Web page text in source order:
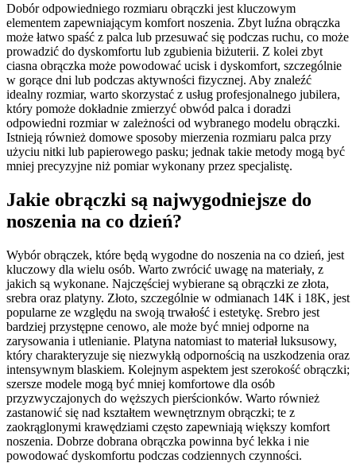
Dobór odpowiedniego rozmiaru obrączki jest kluczowym
elementem zapewniającym komfort noszenia. Zbyt luźna obrączka
może łatwo spaść z palca lub przesuwać się podczas ruchu, co może
prowadzić do dyskomfortu lub zgubienia biżuterii. Z kolei zbyt
ciasna obrączka może powodować ucisk i dyskomfort, szczególnie
w gorące dni lub podczas aktywności fizycznej. Aby znaleźć
idealny rozmiar, warto skorzystać z usług profesjonalnego jubilera,
który pomoże dokładnie zmierzyć obwód palca i doradzi
odpowiedni rozmiar w zależności od wybranego modelu obrączki.
Istnieją również domowe sposoby mierzenia rozmiaru palca przy
użyciu nitki lub papierowego pasku; jednak takie metody mogą być
mniej precyzyjne niż pomiar wykonany przez specjalistę.
Jakie obrączki są najwygodniejsze do
noszenia na co dzień?
Wybór obrączek, które będą wygodne do noszenia na co dzień, jest
kluczowy dla wielu osób. Warto zwrócić uwagę na materiały, z
jakich są wykonane. Najczęściej wybierane są obrączki ze złota,
srebra oraz platyny. Złoto, szczególnie w odmianach 14K i 18K, jest
popularne ze względu na swoją trwałość i estetykę. Srebro jest
bardziej przystępne cenowo, ale może być mniej odporne na
zarysowania i utlenianie. Platyna natomiast to materiał luksusowy,
który charakteryzuje się niezwykłą odpornością na uszkodzenia oraz
intensywnym blaskiem. Kolejnym aspektem jest szerokość obrączki;
szersze modele mogą być mniej komfortowe dla osób
przyzwyczajonych do węższych pierścionków. Warto również
zastanowić się nad kształtem wewnętrznym obrączki; te z
zaokrąglonymi krawędziami często zapewniają większy komfort
noszenia. Dobrze dobrana obrączka powinna być lekka i nie
powodować dyskomfortu podczas codziennych czynności.